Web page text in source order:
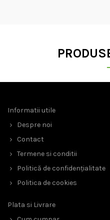
Informatii utile
Despre noi
Contact
Termene si conditii
Politică de confidențialitate
Politica de cookies
Plata si Livrare